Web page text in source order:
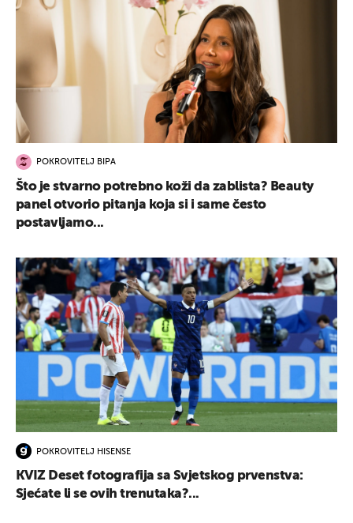
POKROVITELJ BIPA
Što je stvarno potrebno koži da zablista? Beauty
panel otvorio pitanja koja si i same često
postavljamo...
POKROVITELJ HISENSE
KVIZ Deset fotografija sa Svjetskog prvenstva:
Sjećate li se ovih trenutaka?...